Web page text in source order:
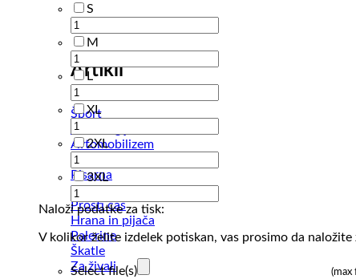
Artikli
Šport
Tehnologija
Avtomobilizem
Orodje
Pisarna
Za dom
Prosti čas
Hrana in pijača
Palerine
Škatle
Za živali
S
M
L
XL
2XL
3XL
Naloži podatke za tisk:
V kolikor želite izdelek potiskan, vas prosimo da naložite
Select file(s) (max